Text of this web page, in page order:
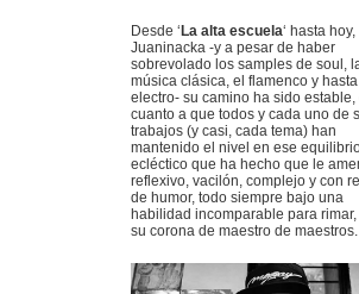
Desde ‘ La alta escuela‘ hasta hoy,
Juaninacka -y a pesar de haber
sobrevolado los samples de soul,
música clásica, el flamenco y hasta
electro- su camino ha sido estable,
cuanto a que todos y cada uno de
trabajos (y casi, cada tema) han
mantenido el nivel en ese
ecléctico que ha hecho que le
reflexivo, vacilón, complejo y con
de humor, todo siempre bajo una
habilidad incomparable para
su corona de maestro de maestros.